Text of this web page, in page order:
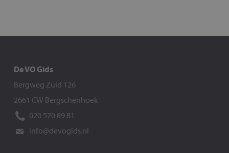
De VO Gids
Bergweg Zuid 126
2661 CW Bergschenhoek
020 570 89 81
info@devogids.nl